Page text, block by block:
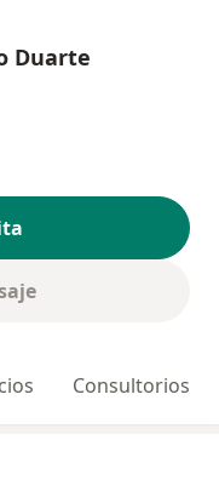
Duarte
Consultorios